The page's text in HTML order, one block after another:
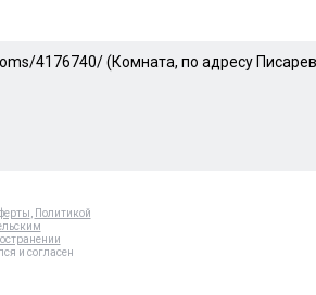
Политикой
и согласен